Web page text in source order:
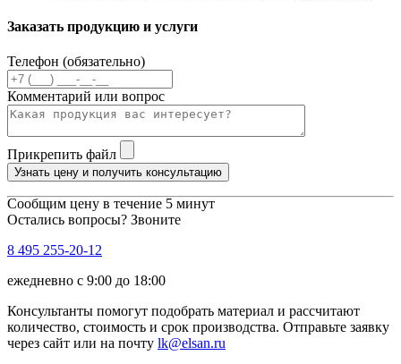
Заказать продукцию и услуги
Телефон (обязательно)
Комментарий или вопрос
Прикрепить файл
Узнать цену и получить консультацию
Сообщим цену в течение 5 минут
Остались вопросы? Звоните
8 495 255-20-12
ежедневно с 9:00 до 18:00
Консультанты помогут подобрать материал и рассчитают
количество, стоимость и срок производства. Отправьте заявку
через сайт или на почту lk@elsan.ru